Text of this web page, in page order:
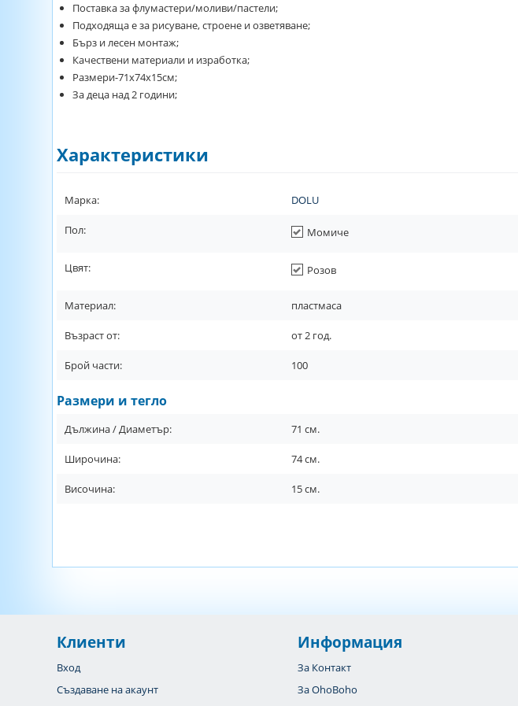
Поставка за флумастери/моливи/пастели;
Подходяща е за рисуване, строене и озветяване;
Бърз и лесен монтаж;
Качествени материали и изработка;
Размери-71х74х15см;
За деца над 2 години;
Характеристики
Марка: DOLU
Пол: Момиче
Цвят: Розов
Материал: пластмаса
Възраст от: от2 год.
Брой части: 100
Размери и тегло
Дължина / Диаметър: 71 см.
Широчина: 74см.
Височина: 15см.
Клиенти
Вход
Създаване на акаунт
Информация
За Контакт
За OhoBoho